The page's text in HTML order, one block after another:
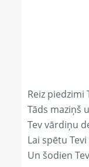
Reiz piedzimi
Tāds maziņš
Tev vārdiņu
Lai spētu
Un šodien